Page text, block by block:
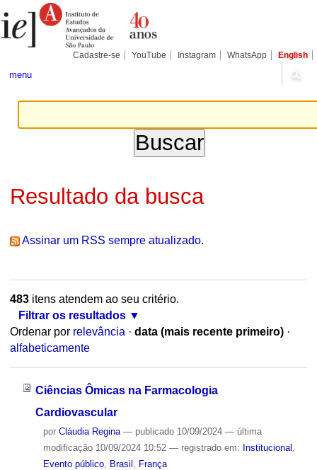
para
conteúdo.
Pessoais
Cadastre-se YouTube Instagram WhatsApp English
menu
Resultado da busca
Assinar um RSS sempre atualizado.
483itens atendem ao seu critério.
Filtrar os resultados
Ordenar por relevância · data (mais recente primeiro) ·
alfabeticamente
Ciências Ômicas na Farmacologia
Cardiovascular
por Cláudia Regina — publicado10/09/2024 — última
modificação10/09/2024 10:52 — registrado em: Institucional
Evento público, Brasil França